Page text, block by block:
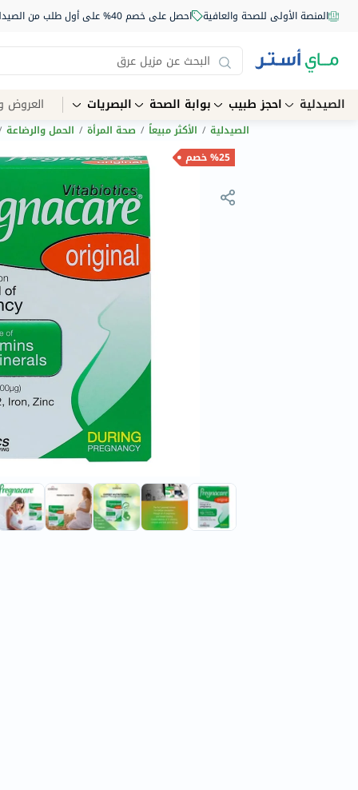
المنصة الأولى للصحة والعافية احصل على خصم 40% على أول طلب من الصيدلية أونلاين استخدم الكود: NEW40
الصيدلية احجز طبيب بوابة الصحة البصريات العروض
الصيدلية / الأكثر مبيعاً / صحة المرأة / الحمل والرضاعة
%25 خصم